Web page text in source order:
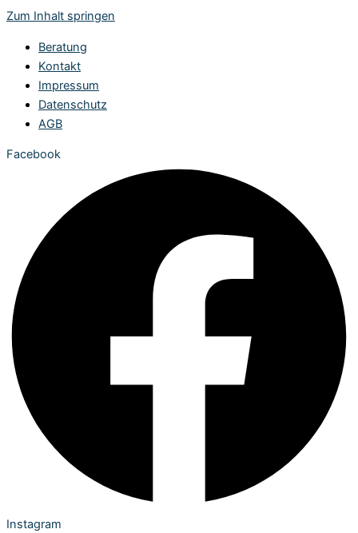
Zum Inhalt springen
Beratung
Kontakt
Impressum
Datenschutz
AGB
Facebook
Instagram